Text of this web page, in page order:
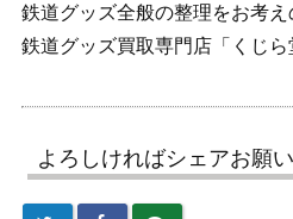
鉄道グッズ全般の整理をお考
鉄道グッズ買取専門店「くじら
よろしければシェアお願